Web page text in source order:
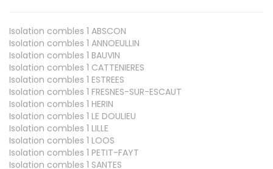
Isolation combles 1 ABSCON
Isolation combles 1 ANNOEULLIN
Isolation combles 1 BAUVIN
Isolation combles 1 CATTENIERES
Isolation combles 1 ESTREES
Isolation combles 1 FRESNES-SUR-ESCAUT
Isolation combles 1 HERIN
Isolation combles 1 LE DOULIEU
Isolation combles 1 LILLE
Isolation combles 1 LOOS
Isolation combles 1 PETIT-FAYT
Isolation combles 1 SANTES